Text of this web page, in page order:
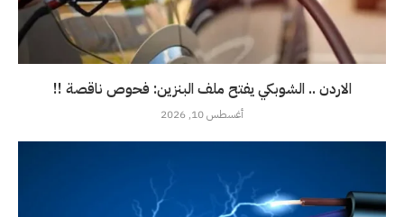
الاردن .. الشوبكي يفتح ملف البنزين: فحوص ناقصة !!
أغسطس 10, 2026